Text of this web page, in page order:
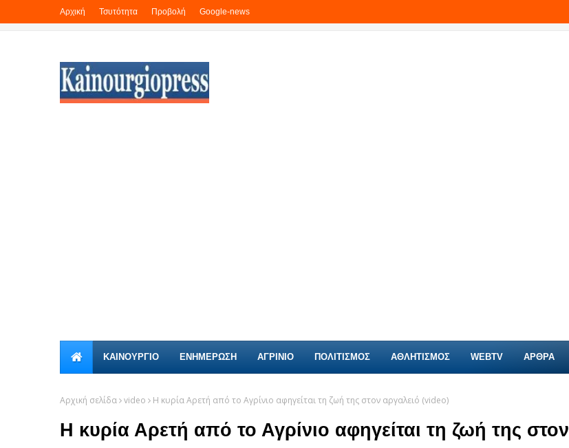
Αρχική Τσυτότητα Προβολή Google-news
ΚΑΙΝΟΎΡΓΙΟ ΕΝΗΜΕΡΩΣΗ ΑΓΡΙΝΙΟ ΠΟΛΙΤΙΣΜΟΣ ΑΘΛΗΤΙΣΜΟΣ WEBTV ΑΡΘΡΑ
Αρχική σελίδα video Η κυρία Αρετή από το Αγρίνιο αφηγείται τη ζωή της στον αργαλειό (video)
Η κυρία Αρετή από το Αγρίνιο αφηγείται τη ζωή της στον